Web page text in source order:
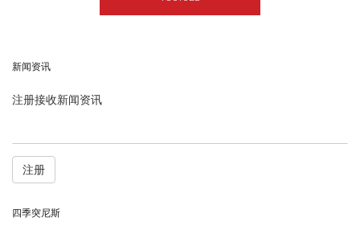
新闻资讯
注册接收新闻资讯
注册
四季突尼斯